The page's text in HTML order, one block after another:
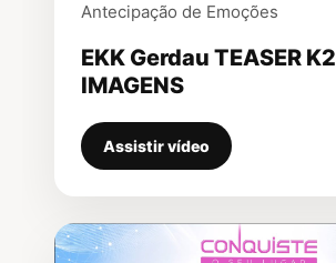
Antecipação de Emoções
EKK Gerdau TEASER K2
IMAGENS
Assistir vídeo